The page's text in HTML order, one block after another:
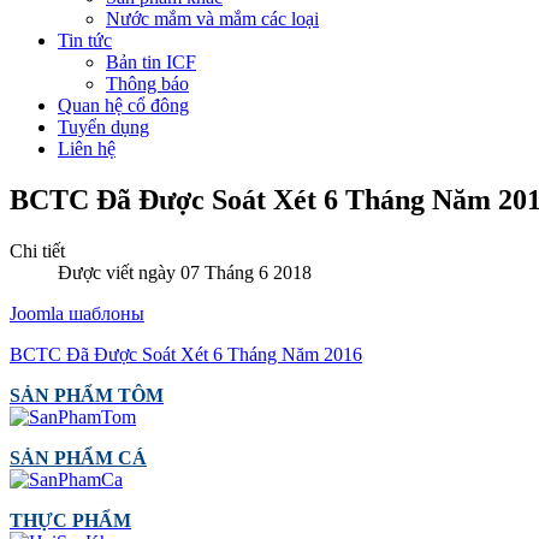
Nước mắm và mắm các loại
Tin tức
Bản tin ICF
Thông báo
Quan hệ cổ đông
Tuyển dụng
Liên hệ
BCTC Đã Được Soát Xét 6 Tháng Năm
Chi tiết
Được viết ngày 07 Tháng 6 2018
Joomla шаблоны
BCTC Đã Được Soát Xét 6 Tháng Năm 2016
SẢN PHẨM TÔM
SẢN PHẨM CÁ
THỰC PHẨM